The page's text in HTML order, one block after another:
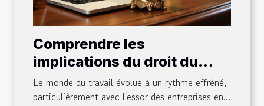
Comprendre les
implications du droit du
travail dans la gestion
d'une entreprise en ligne
Le monde du travail évolue à un rythme effréné,
particulièrement avec l'essor des entreprises en...